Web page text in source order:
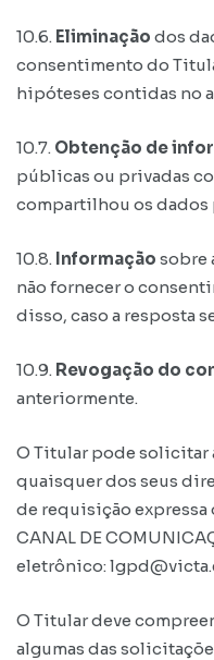
10.6. Eliminação dos
consentimento do
hipóteses contidas no
10.7. Obtenção de
públicas ou privadas
compartilhou os
10.8. Informação sobre
não fornecer o
disso, caso a resposta
10.9. Revogação do
anteriormente.
O Titular pode solicitar
quaisquer dos seus
de requisição expressa
CANAL DE
eletrônico:
O Titular deve
algumas das